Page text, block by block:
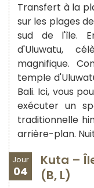
Transfert à la
sur les plages
sud de l'île.
d'Uluwatu,
magnifique.
temple
Bali. Ici, vous
exécuter un
traditionnelle
arrière-plan.
Jour
04
Kuta –
(B, L)